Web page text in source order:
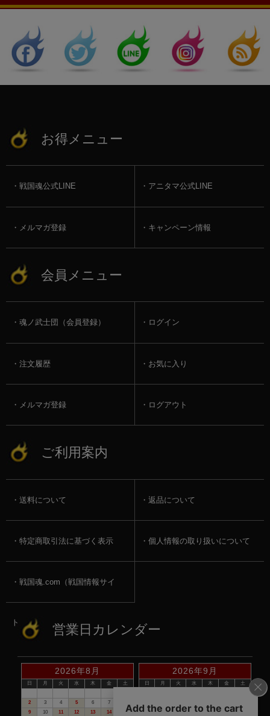
お得メニュー
戦国魂公式LINE アニタマ公式LINE
メルマガ登録 キャンペーン情報
会員メニュー
魂ノ武士団（会員登録） ログイン
注文履歴 お気に入り
メルマガ登録 ログアウト
ご利用案内
送料について 返品について
特定商取引法に基づく表示 個人情報の取り扱いについて
戦国魂.com（戦国情報サイ
ト） 営業日カレンダー
2026年8月
日 月 火 水 木 金
土
2
3 4 5 6 7
9
10 11 12 13 14 15
2026年9月
日 月 火 水 木 金
土
13
14 15 16 17 18 19